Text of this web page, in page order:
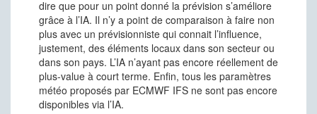
dire que pour un point donné la prévision s’améliore
grâce à l’IA. Il n’y a point de comparaison à faire non
plus avec un prévisionniste qui connait l’influence,
justement, des éléments locaux dans son secteur ou
dans son pays. L’IA n’ayant pas encore réellement de
plus-value à court terme. Enfin, tous les paramètres
météo proposés par ECMWF IFS ne sont pas encore
disponibles via l’IA.